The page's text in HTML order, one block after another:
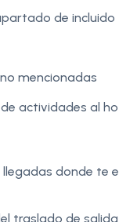
de incluido
mencionadas
actividades al
donde te
traslado de